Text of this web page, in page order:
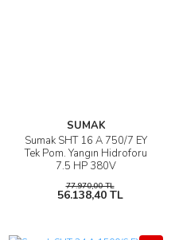
SUMAK
Sumak SHT 16 A 750/7 EY
Tek Pom. Yangın Hidroforu
7.5 HP 380V
77.970,00 TL
56.138,40 TL